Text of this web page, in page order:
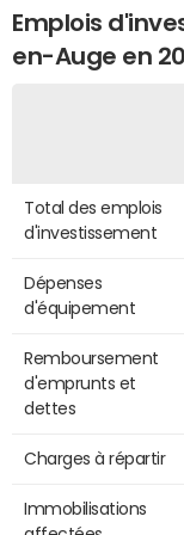
Emplois
en-Auge en
Total des emplois
d'investissement
Dépenses
d'équipement
Remboursement
d'emprunts et
dettes
Charges à répartir
Immobilisations